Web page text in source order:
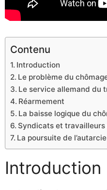
Contenu
Introduction
Le problème du
Le service allemand du
Réarmement
La baisse logique du
Syndicats et travailleurs
La poursuite de l’autarcie
Introduction